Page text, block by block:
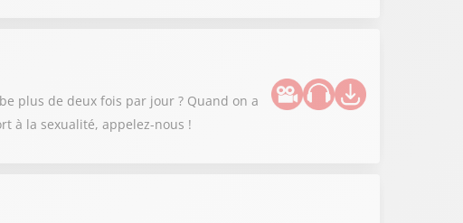
plus de deux fois par jour ? Quand on a
à la sexualité, appelez-nous !